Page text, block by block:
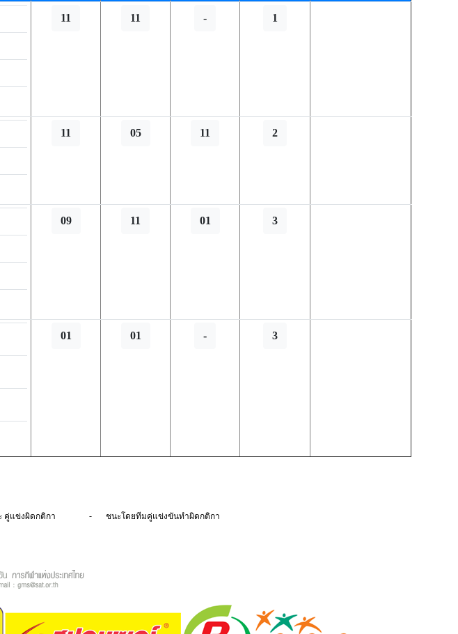
11 11 - 1
11 05 11 2
09 11 01 3
01 01 - 3
คู่แข่งผิดกติกา - ชนะโดยทีมคู่แข่งขันทำผิดกติกา